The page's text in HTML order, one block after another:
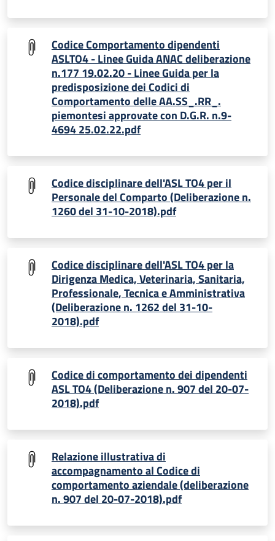
Codice Comportamento dipendenti
ASLTO4 - Linee Guida ANAC deliberazione
n.177 19.02.20 - Linee Guida per la
predisposizione dei Codici di
Comportamento delle AA.SS_.RR_.
piemontesi approvate con D.G.R. n.9-
4694 25.02.22.pdf
Codice disciplinare dell'ASL TO4 per il
Personale del Comparto (Deliberazione n.
1260 del 31-10-2018).pdf
Codice disciplinare dell'ASL TO4 per la
Dirigenza Medica, Veterinaria, Sanitaria,
Professionale, Tecnica e Amministrativa
(Deliberazione n. 1262 del 31-10-
2018).pdf
Codice di comportamento dei dipendenti
ASL TO4 (Deliberazione n. 907 del 20-07-
2018).pdf
Relazione illustrativa di
accompagnamento al Codice di
comportamento aziendale (deliberazione
n. 907 del 20-07-2018).pdf